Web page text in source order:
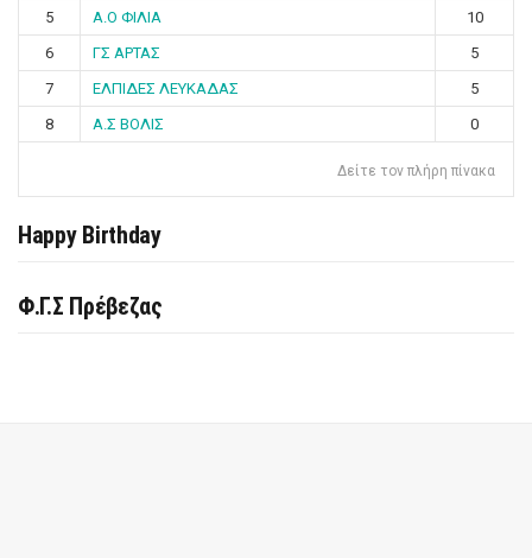
5
Α.Ο ΦΙΛΙΑ
10
6
ΓΣ ΑΡΤΑΣ
5
7
ΕΛΠΙΔΕΣ ΛΕΥΚΑΔΑΣ
5
8
Α.Σ ΒΟΛΙΣ 0
Δείτε τον πλήρη πίνακα
Happy Birthday
Φ.Γ.Σ Πρέβεζας